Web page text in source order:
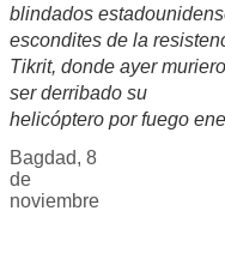
blindados
escondites de la
Tikrit, donde ayer
ser derribado su
helicóptero por fuego
Bagdad, 8
de
noviembre